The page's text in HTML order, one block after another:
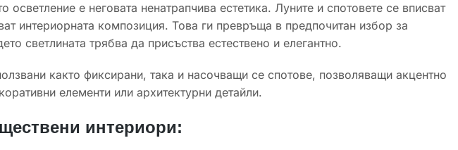
е неговата ненатрапчива естетика. Луните и спотовете се вписват
интериорната композиция. Това ги превръща в предпочитан избор за
светлината трябва да присъства естествено и елегантно.
както фиксирани, така и насочващи се спотове, позволяващи акцентно
елементи или архитектурни детайли.
интериори: